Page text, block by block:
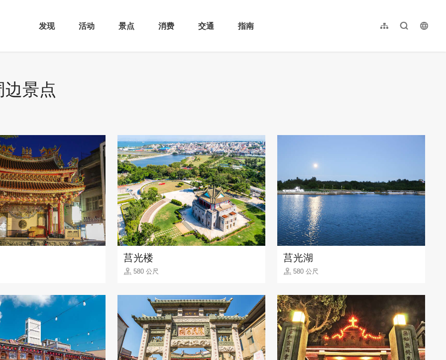
发现 活动 景点 消费 交通 指南 网站导览全文检索
繁體中文
景点
莒光楼
580 公尺
莒光湖
580 公尺